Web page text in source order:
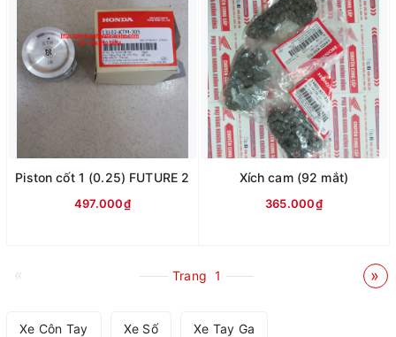
Piston cốt 1 (0.25) FUTURE 2
497.000₫
Xích cam (92 mắt)
365.000₫
« Trang 1 »
Xe Côn Tay Xe Số Xe Tay Ga